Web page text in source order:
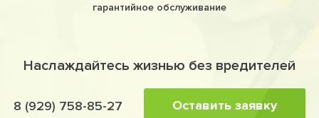
гарантийное обслуживание
Наслаждайтесь жизнью без вредителей
8 (929) 758-85-27 Оставить заявку